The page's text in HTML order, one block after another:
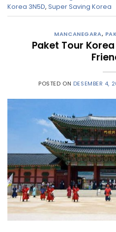
Korea 3N5D, Super Saving Korea
MANCANEGARA,
Paket Tour
POSTED ON DESEMBER 4,